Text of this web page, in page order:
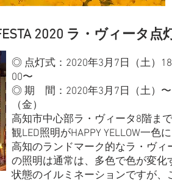
◎ 点灯式：2020年3月7日（土）
00〜
◎ 期 間：2020年3月7日（土）
（金）
高知市中心部ラ・ヴィータ8階ま
観LED照明がHAPPY YELLOW一色
高知のランドマーク的なラ・ヴィ
の照明は通常は、多色で色が変化
状態のイルミネーションですが、
2020 ラ・ヴィータ点